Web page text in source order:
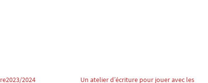
2024
Un atelier d’écriture pour jouer avec les